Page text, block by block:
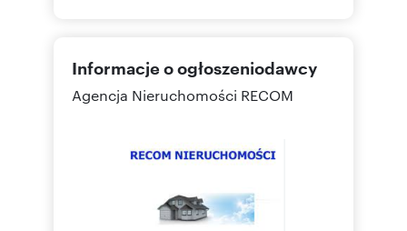
Informacje o ogłoszeniodawcy
Agencja Nieruchomości RECOM